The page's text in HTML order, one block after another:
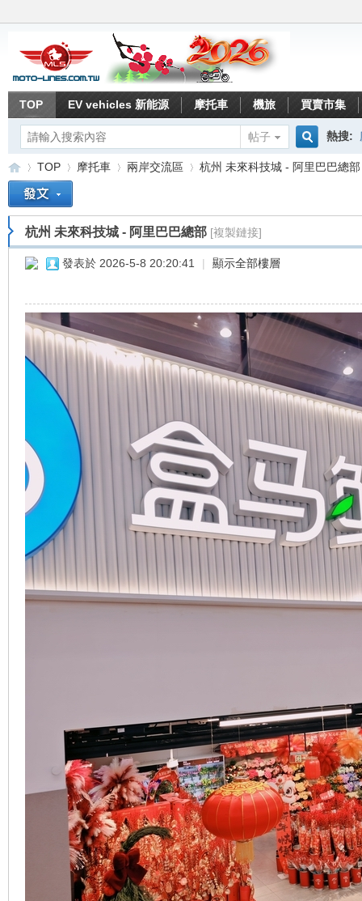
TOP EV vehicles 新能源 摩托車 機旅 買賣市集
帖子
搜
熱搜:
重 »
TOP
›
摩托車
›
兩岸交流區
›
杭州 未來科技城 - 阿里巴巴總部
杭州 未來科技城 - 阿里巴巴總部 [複製鏈接]
發表於 2026-5-8 20:20:41 | 顯示全部樓層